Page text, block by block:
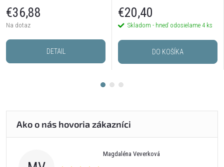
€36,88
Na dotaz
DETAIL
€20,40
Skladom - hneď odosielame 4 ks
DO KOŠÍKA
Magdaléna Veverková